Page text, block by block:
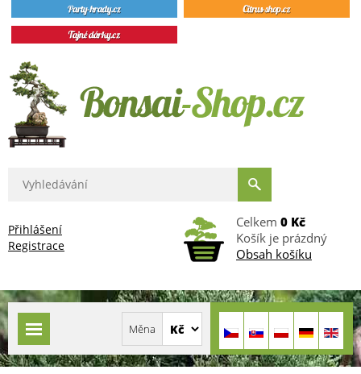
Přihlášení
Registrace
Celkem 0 Kč
Košík je prázdný
Obsah košíku